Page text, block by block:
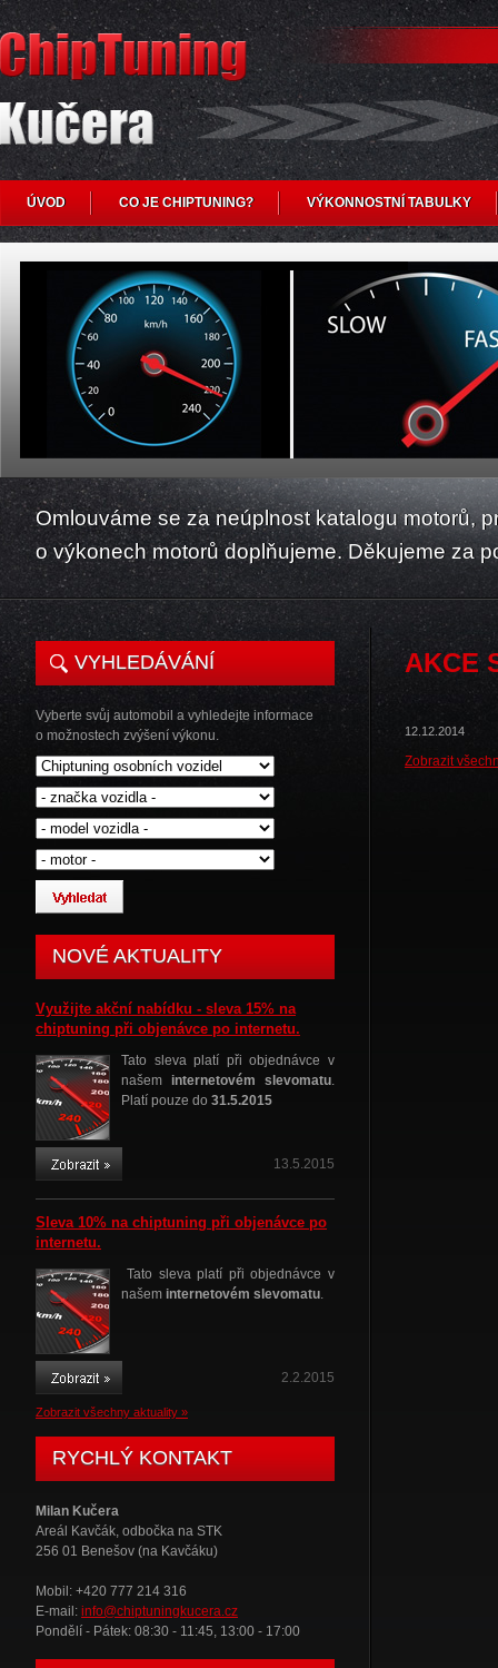
ÚVOD CO JE CHIPTUNING? VÝKONNOSTNÍ TABULKY
Omlouváme se za neúplnost katalogu motorů,
o výkonech motorů doplňujeme. Děkujeme za
VYHLEDÁVÁNÍ
Vyberte svůj automobil a vyhledejte informace
o možnostech zvýšení výkonu.
NOVÉ AKTUALITY
Využijte akční nabídku - sleva 15% na
chiptuning při objenávce po internetu.
Tato sleva platí při objednávce v
našem internetovém slevomatu.
Platí pouze do 31.5.2015
13.5.2015
Sleva 10% na chiptuning při objenávce po
internetu.
Tato sleva platí při objednávce v
našem internetovém slevomatu.
2.2.2015
Zobrazit všechny aktuality »
RYCHLÝ KONTAKT
Milan Kučera
Areál Kavčák, odbočka na STK
256 01 Benešov (na Kavčáku)
Mobil: +420 777 214 316
E-mail: info@chiptuningkucera.cz
Pondělí - Pátek: 08:30 - 11:45, 13:00 - 17:00
AKCE
12.12.2014
Zobrazit